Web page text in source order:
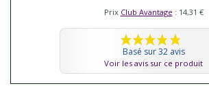
Prix Club Avantage : 14,31 €
Basé sur 32 avis
Voir les avis sur ce produit